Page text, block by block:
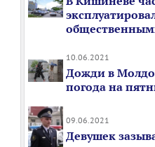
10.06.2021
Дожди в
погода на
09.06.2021
Девушек